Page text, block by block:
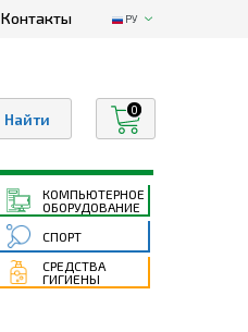
Контакты РУ
0
КОМПЬЮТЕРНОЕ
ОБОРУДОВАНИЕ
СПОРТ
СРЕДСТВА
ГИГИЕНЫ